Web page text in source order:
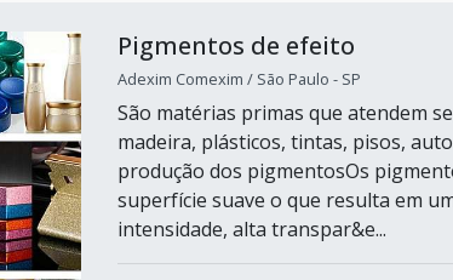
Pigmentos de efeito
Adexim Comexim / São Paulo - SP
São matérias primas que atendem
madeira, plásticos, tintas, pisos,
produção dos pigmentosOs
superfície suave o que resulta em
intensidade, alta transpar&e...